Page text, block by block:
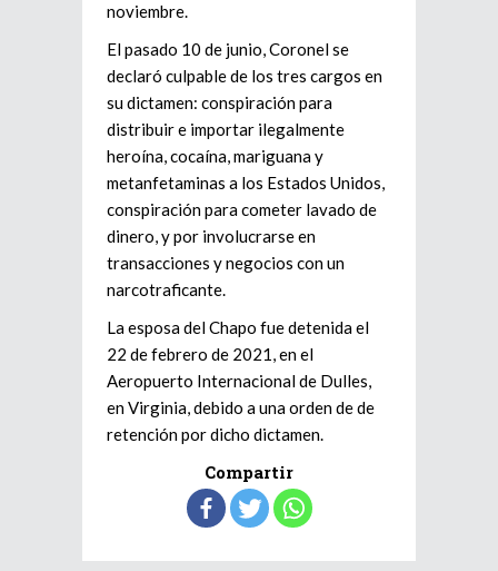
noviembre.
El pasado 10 de junio, Coronel se
declaró culpable de los tres cargos en
su dictamen: conspiración para
distribuir e importar ilegalmente
heroína, cocaína, mariguana y
metanfetaminas a los Estados Unidos,
conspiración para cometer lavado de
dinero, y por involucrarse en
transacciones y negocios con un
narcotraficante.
La esposa del Chapo fue detenida el
22 de febrero de 2021, en el
Aeropuerto Internacional de Dulles,
en Virginia, debido a una orden de de
retención por dicho dictamen.
Compartir